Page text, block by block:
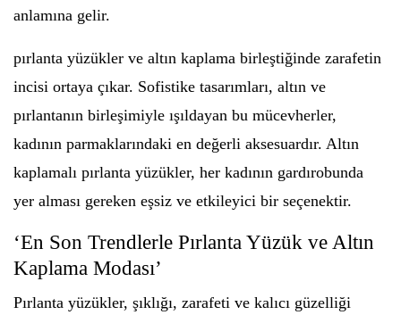
anlamına gelir.
pırlanta yüzükler ve altın kaplama birleştiğinde zarafetin
incisi ortaya çıkar. Sofistike tasarımları, altın ve
pırlantanın birleşimiyle ışıldayan bu mücevherler,
kadının parmaklarındaki en değerli aksesuardır. Altın
kaplamalı pırlanta yüzükler, her kadının gardırobunda
yer alması gereken eşsiz ve etkileyici bir seçenektir.
‘En Son Trendlerle Pırlanta Yüzük ve Altın
Kaplama Modası’
Pırlanta yüzükler, şıklığı, zarafeti ve kalıcı güzelliği